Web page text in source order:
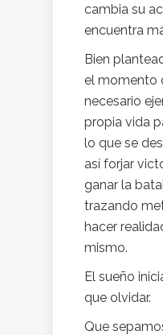
cambia su
encuentra
Bien
el momento
necesario
propia vida
lo que se
así forjar
ganar la
trazando
hacer
mismo.
El sueño
que olvidar.
Que